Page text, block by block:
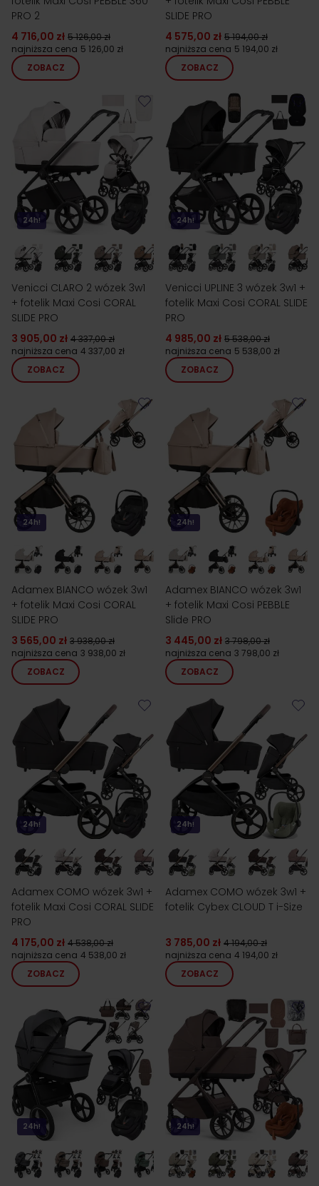
PRO 2
4 716,00 zł 5 126,00 zł
najniższa cena 5 126,00 zł
ZOBACZ
SLIDE PRO
4 575,00 zł 5 194,00 zł
najniższa cena 5 194,00 zł
ZOBACZ
24h!
Venicci CLARO 2 wózek 3w1
+ fotelik Maxi Cosi CORAL
SLIDE PRO
3 905,00 zł 4 337,00 zł
najniższa cena 4 337,00 zł
ZOBACZ
24h!
Venicci UPLINE 3 wózek 3w1 +
fotelik Maxi Cosi CORAL SLIDE
PRO
4 985,00 zł 5 538,00 zł
najniższa cena 5 538,00 zł
ZOBACZ
24h!
Adamex BIANCO wózek 3w1
+ fotelik Maxi Cosi CORAL
SLIDE PRO
3 565,00 zł 3 938,00 zł
najniższa cena 3 938,00 zł
ZOBACZ
24h!
Adamex BIANCO wózek 3w1
+ fotelik Maxi Cosi PEBBLE
Slide PRO
3 445,00 zł 3 798,00 zł
najniższa cena 3 798,00 zł
ZOBACZ
24h!
Adamex COMO wózek 3w1 +
fotelik Maxi Cosi CORAL SLIDE
PRO
4 175,00 zł 4 538,00 zł
najniższa cena 4 538,00 zł
ZOBACZ
24h!
Adamex COMO wózek 3w1 +
fotelik Cybex CLOUD T i-Size
3 785,00 zł 4 194,00 zł
najniższa cena 4 194,00 zł
ZOBACZ
24h! 24h!